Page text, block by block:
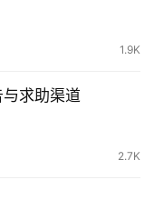
1.9K
求助渠道
2.7K